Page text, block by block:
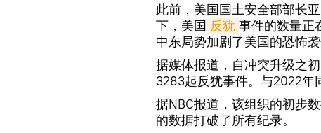
此前，美国国土安全部部长
下，美国 反犹 事件的数量正
中东局势加剧了美国的恐怖袭
据媒体报道，自冲突升级之
3283起反犹事件。与2022年
据NBC报道，该组织的初步
的数据打破了所有纪录。